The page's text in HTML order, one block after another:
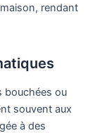
rendant
bouchées ou
souvent aux
à des